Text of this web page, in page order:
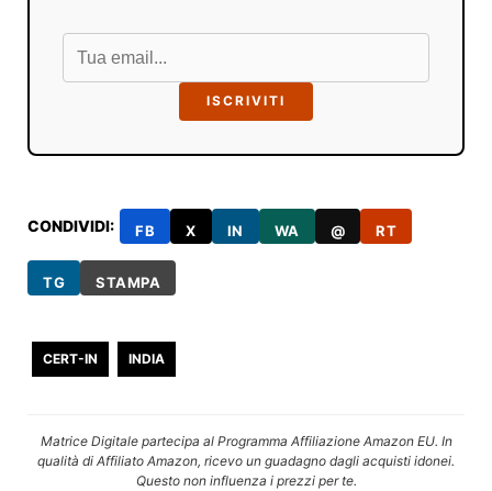
ISCRIVITI
CONDIVIDI: FB X IN WA @ RT
TG STAMPA
CERT-IN INDIA
Matrice Digitale partecipa al Programma Affiliazione Amazon EU. In
qualità di Affiliato Amazon, ricevo un guadagno dagli acquisti idonei.
Questo non influenza i prezzi per te.